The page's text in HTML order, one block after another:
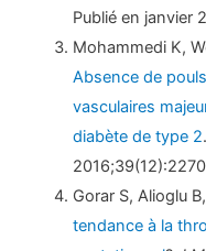
Publié en janvier
Mohammedi K,
Absence de
vasculaires
diabète de type 2
Gorar S, Alioglu
tendance à la